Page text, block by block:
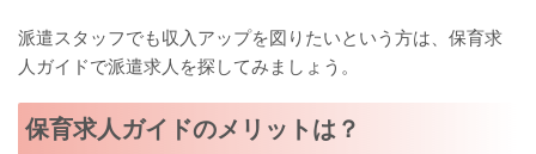
派遣スタッフでも収入アップを図りたいという方は、保育求
人ガイドで派遣求人を探してみましょう。
保育求人ガイドのメリットは？